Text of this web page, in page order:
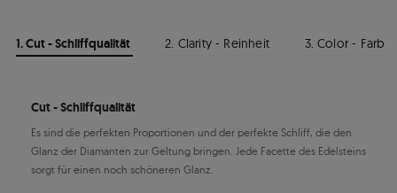
1. Cut - Schliffqualität 2. Clarity - Reinheit 3. Color - Farbe
Cut - Schliffqualität
Es sind die perfekten Proportionen und der perfekte Schliff, die den
Glanz der Diamanten zur Geltung bringen. Jede Facette des Edelsteins
sorgt für einen noch schöneren Glanz.